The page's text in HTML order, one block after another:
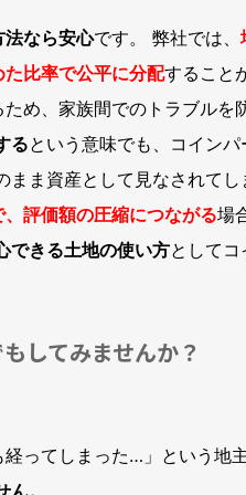
法なら安心です。 弊社では、
比率で公平に分配すること
め、家族間でのトラブルを
るという意味でも、コインパ
ま資産として見なされてし
評価額の圧縮につながる場
できる土地の使い方としてコ
してみませんか？
経ってしまった…」という地